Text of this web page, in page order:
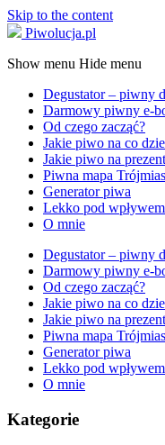
Skip to the content
Piwolucja.pl
Show menu Hide menu
Degustator – piwny
Darmowy piwny e-
Od czego zacząć?
Jakie piwo na co
Jakie piwo na
Piwna mapa
Generator piwa
Lekko pod wpływem
O mnie
Degustator – piwny
Darmowy piwny e-
Od czego zacząć?
Jakie piwo na co
Jakie piwo na
Piwna mapa
Generator piwa
Lekko pod wpływem
O mnie
Kategorie